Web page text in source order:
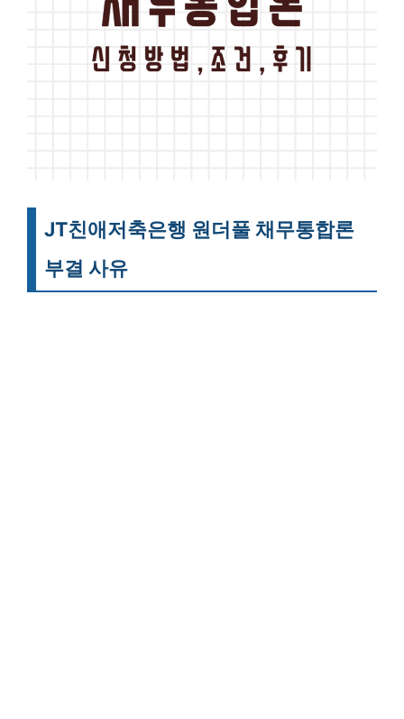
JT친애저축은행 원더풀 채무통합론
부결 사유